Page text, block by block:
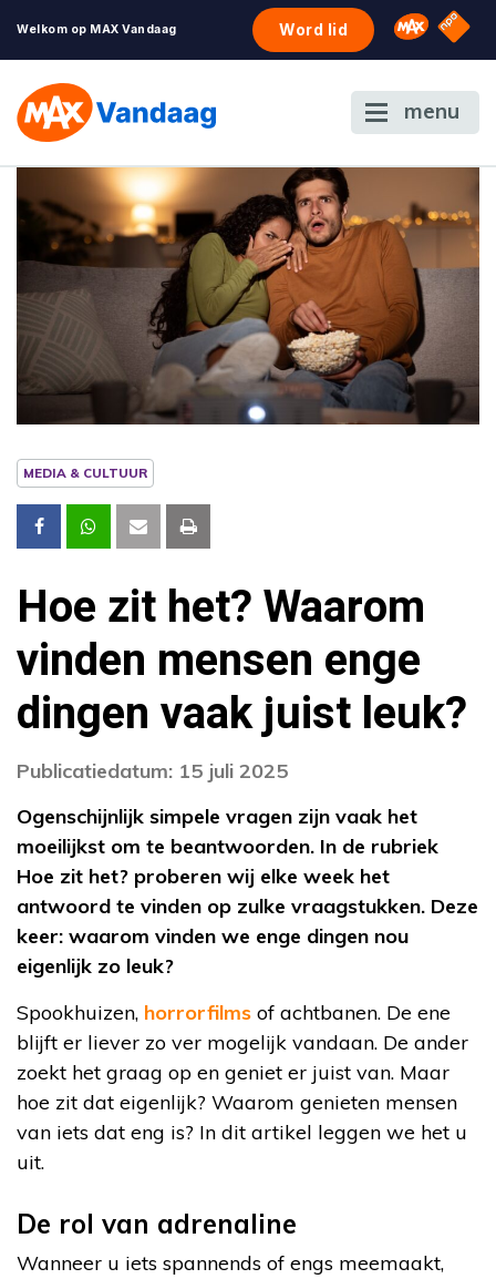
Welkom op MAX Vandaag Word lid Omroep
NPO
menu
MEDIA & CULTUUR
Hoe zit het? Waarom
vinden mensen enge
dingen vaak juist leuk?
Publicatiedatum: 15 juli 2025
Ogenschijnlijk simpele vragen zijn vaak het
moeilijkst om te beantwoorden. In de rubriek
Hoe zit het? proberen wij elke week het
antwoord te vinden op zulke vraagstukken. Deze
keer: waarom vinden we enge dingen nou
eigenlijk zo leuk?
Spookhuizen, horrorfilms of achtbanen. De ene
blijft er liever zo ver mogelijk vandaan. De ander
zoekt het graag op en geniet er juist van. Maar
hoe zit dat eigenlijk? Waarom genieten mensen
van iets dat eng is? In dit artikel leggen we het u
uit.
De rol van adrenaline
Wanneer u iets spannends of engs meemaakt,